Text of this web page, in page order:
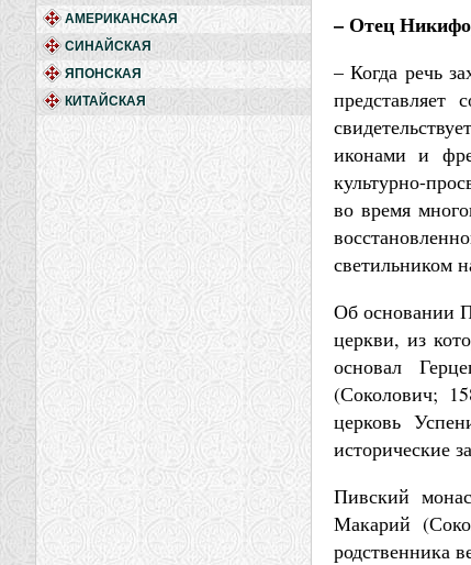
АМЕРИКАНСКАЯ
СИНАЙСКАЯ
ЯПОНСКАЯ
КИТАЙСКАЯ
– Отец
– Когда речь
иконами и
культурно-
во время
светильником
Об основании
церкви, из
основал
(Соколович;
церковь
исторические
Пивский
Макарий
родственника